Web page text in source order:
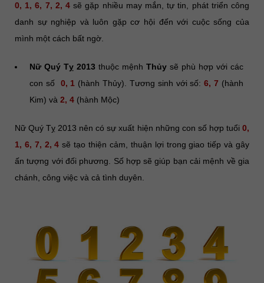
0, 1, 6, 7, 2, 4 sẽ gặp nhiều may mắn, tự tin, phát triển công
danh sự nghiệp và luôn gặp cơ hội đến với cuộc sống của
mình một cách bất ngờ.
Nữ Quý Tỵ 2013 thuộc mệnh Thủy sẽ phù hợp với các
con số 0, 1 (hành Thủy). Tương sinh với số:6, 7 (hành
Kim) và 2, 4 (hành Mộc)
Nữ Quý Tỵ 2013 nên có sự xuất hiện những con số hợp tuổi 0,
1, 6, 7, 2, 4 sẽ tạo thiện cảm, thuận lợi trong giao tiếp và gây
ấn tượng với đối phương. Số hợp sẽ giúp bạn cải mệnh về gia
chánh, công việc và cả tình duyên.